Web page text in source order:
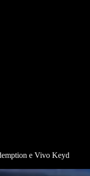
e Vivo Keyd